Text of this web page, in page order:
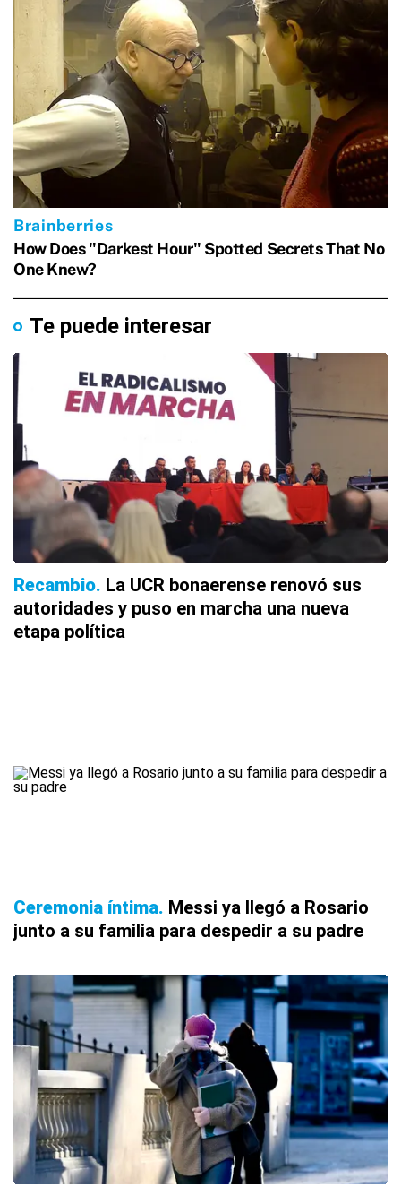
Te puede interesar
Recambio La UCR bonaerense renovó sus
autoridades y puso en marcha una nueva
etapa política
Ceremonia íntima Messi ya llegó a Rosario
junto a su familia para despedir a su padre